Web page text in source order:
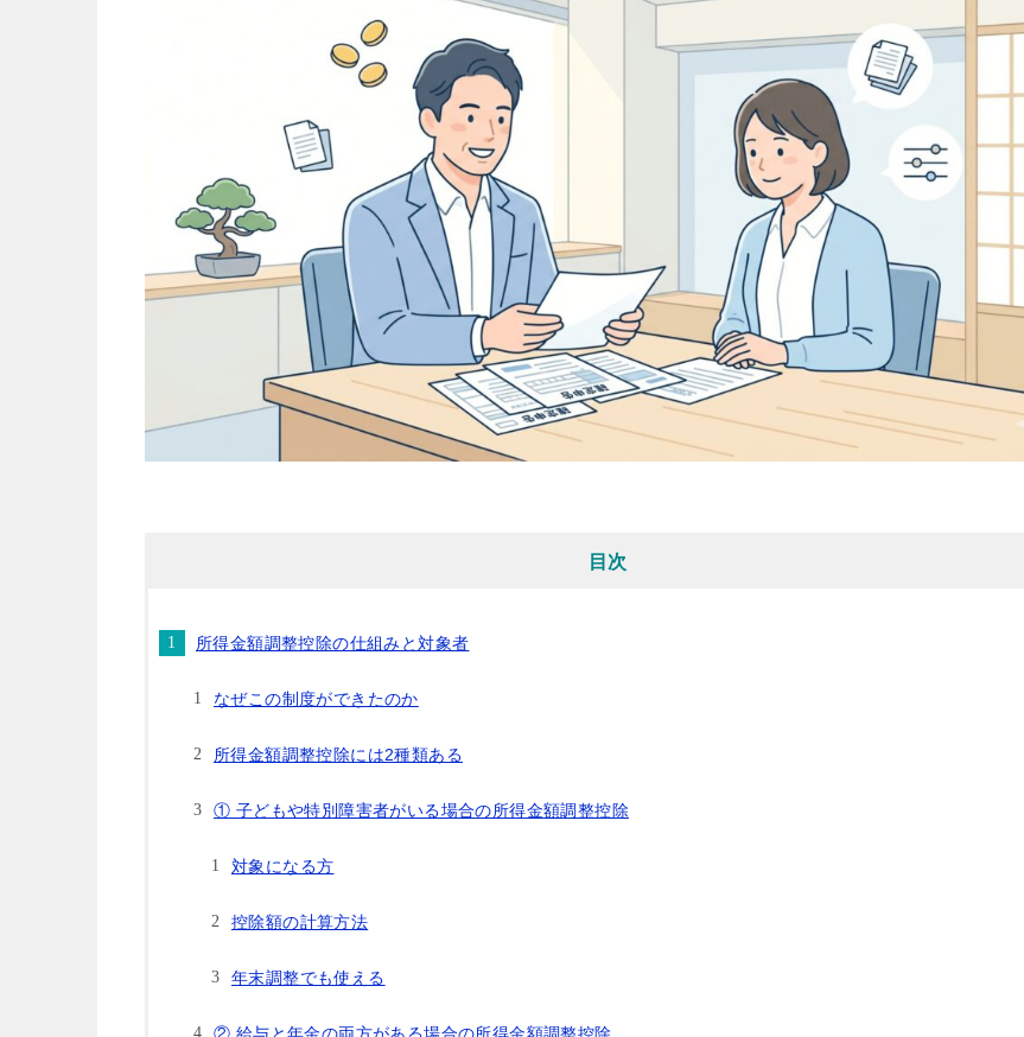
目次
所得金額調整控除の仕組みと対象者
なぜこの制度ができたのか
所得金額調整控除には2種類ある
① 子どもや特別障害者がいる場合の所得金額調整控除
対象になる方
控除額の計算方法
年末調整でも使える
② 給与と年金の両方がある場合の所得金額調整控除